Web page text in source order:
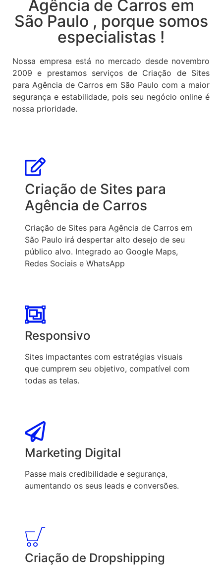
Agência de Carros em
São Paulo , porque somos
especialistas !
Nossa empresa está no mercado desde novembro
2009 e prestamos serviços de Criação de Sites
para Agência de Carros em São Paulo com a maior
segurança e estabilidade, pois seu negócio online é
nossa prioridade.
Criação de Sites para
Agência de Carros
Criação de Sites para Agência de Carros em
São Paulo irá despertar alto desejo de seu
público alvo. Integrado ao Google Maps,
Redes Sociais e WhatsApp
Responsivo
Sites impactantes com estratégias visuais
que cumprem seu objetivo, compatível com
todas as telas.
Marketing Digital
Passe mais credibilidade e segurança,
aumentando os seus leads e conversões.
Criação de Dropshipping